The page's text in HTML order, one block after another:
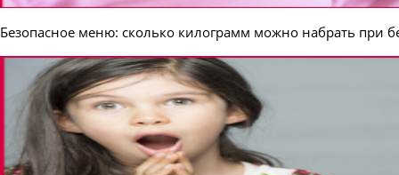
Безопасное меню: сколько килограмм можно набрать при